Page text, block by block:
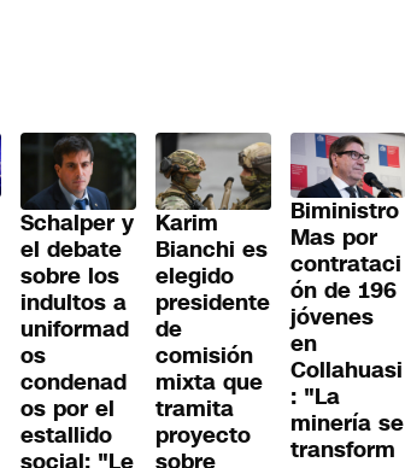
Schalper y
el debate
sobre los
indultos a
uniformad
os
condenad
os por el
estallido
Karim
Bianchi es
elegido
presidente
de
comisión
mixta que
tramita
proyecto
Biministro
Mas por
contrataci
ón de 196
jóvenes
en
Collahuasi
: "La
minería se
transform